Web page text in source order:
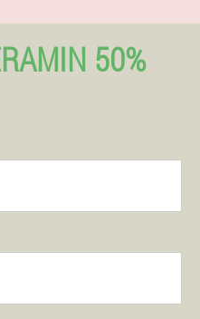
50%